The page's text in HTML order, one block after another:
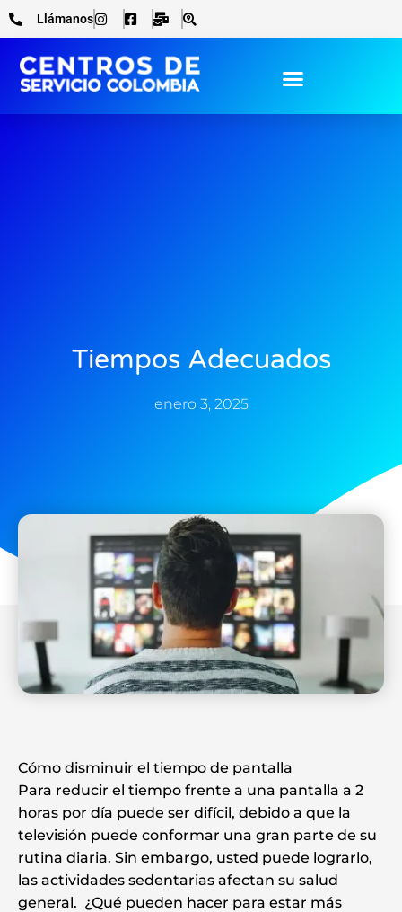
Llámanos
Tiempos Adecuados
enero 3, 2025
Cómo disminuir el tiempo de pantalla
Para reducir el tiempo frente a una pantalla a 2
horas por día puede ser difícil, debido a que la
televisión puede conformar una gran parte de su
rutina diaria. Sin embargo, usted puede lograrlo,
las actividades sedentarias afectan su salud
general. ¿Qué pueden hacer para estar más